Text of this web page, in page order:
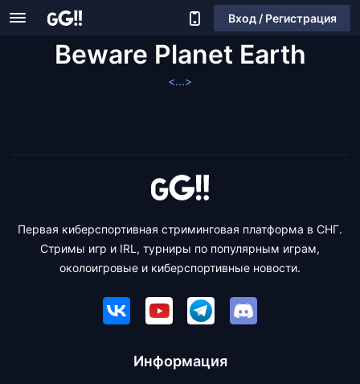
Вход / Регистрация
Beware Planet Earth
<...>
Первая киберспортивная стриминговая платформа в СНГ.
Стримы игр и IRL, турниры по популярным играм,
околоигровые и киберспортивные новости.
Информация